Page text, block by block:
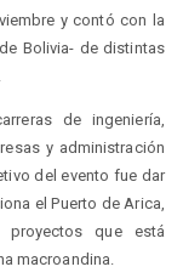
y contó con la
Bolivia- de distintas
de ingeniería,
y administración
del evento fue dar
el Puerto de Arica,
que está
macroandina.